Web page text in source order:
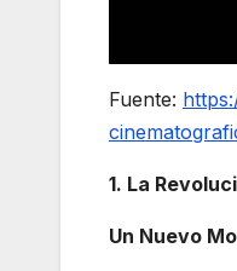
Fuente:
1. La
Un Nuevo